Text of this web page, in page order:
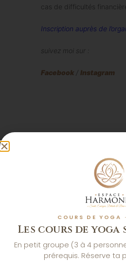
cas de difficultés
Inscription auprès de
suivez moi sur :
Facebook / Instagram
12 Avr 2024
Expired!
HEURE
19h30 - 22h00
TARIF
40.00 €
COURS DE YOGA
Les cours de
En petit groupe (3 à 4
prérequis. Réserve ta